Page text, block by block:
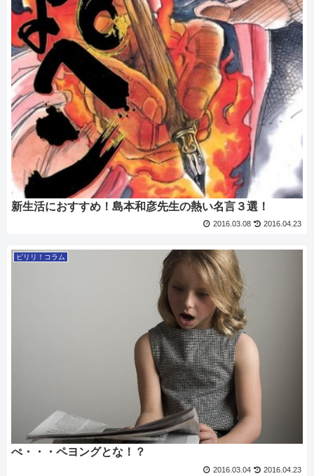
新生活におすすめ！島本和彦先生の熱い名言３選！
2016.03.08 2016.04.23
ピリリ！コラム
ぺ・・・ペヨングとな！？
2016.03.04 2016.04.23